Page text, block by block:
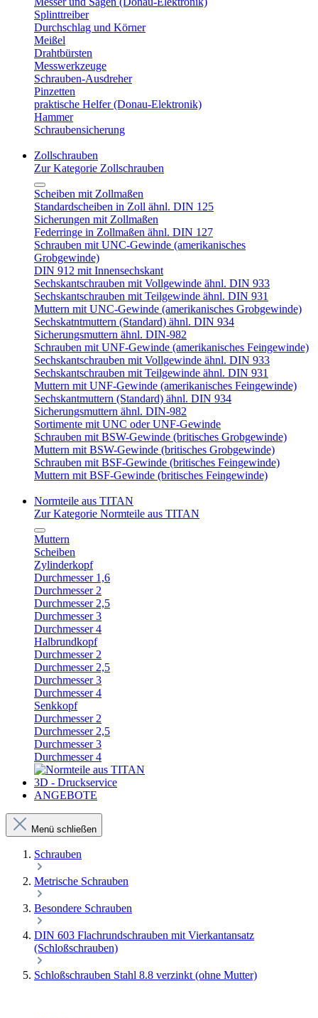
Splinttreiber
Durchschlag und Körner
Meißel
Drahtbürsten
Messwerkzeuge
Schrauben-Ausdreher
Pinzetten
praktische Helfer (Donau-Elektronik)
Hammer
Schraubensicherung
Zollschrauben
Zur Kategorie Zollschrauben
Scheiben mit Zollmaßen
Standardscheiben in Zoll ähnl. DIN 125
Sicherungen mit Zollmaßen
Federringe in Zollmaßen ähnl. DIN 127
Schrauben mit UNC-Gewinde (amerikanisches
Grobgewinde)
DIN 912 mit Innensechskant
Sechskantschrauben mit Vollgewinde ähnl. DIN 933
Sechskantschrauben mit Teilgewinde ähnl. DIN 931
Muttern mit UNC-Gewinde (amerikanisches Grobgewinde)
Sechskatntmuttern (Standard) ähnl. DIN 934
Sicherungsmuttern ähnl. DIN-982
Schrauben mit UNF-Gewinde (amerikanisches Feingewinde)
Sechskantschrauben mit Vollgewinde ähnl. DIN 933
Sechskantschrauben mit Teilgewinde ähnl. DIN 931
Muttern mit UNF-Gewinde (amerikanisches Feingewinde)
Sechskantmuttern (Standard) ähnl. DIN 934
Sicherungsmuttern ähnl. DIN-982
Sortimente mit UNC oder UNF-Gewinde
Schrauben mit BSW-Gewinde (britisches Grobgewinde)
Muttern mit BSW-Gewinde (britisches Grobgewinde)
Schrauben mit BSF-Gewinde (britisches Feingewinde)
Muttern mit BSF-Gewinde (britisches Feingewinde)
Normteile aus TITAN
Zur Kategorie Normteile aus TITAN
Muttern
Scheiben
Zylinderkopf
Durchmesser 1,6
Durchmesser 2
Durchmesser 2,5
Durchmesser 3
Durchmesser 4
Halbrundkopf
Durchmesser 2
Durchmesser 2,5
Durchmesser 3
Durchmesser 4
Senkkopf
Durchmesser 2
Durchmesser 2,5
Durchmesser 3
Durchmesser 4
3D - Druckservice
ANGEBOTE
Menü schließen
Schrauben
Metrische Schrauben
Besondere Schrauben
DIN 603 Flachrundschrauben mit Vierkantansatz
(Schloßschrauben)
Schloßschrauben Stahl 8.8 verzinkt (ohne Mutter)